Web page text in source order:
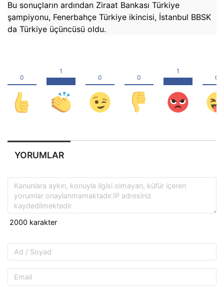
Bu sonuçların ardından Ziraat Bankası Türkiye
şampiyonu, Fenerbahçe Türkiye ikincisi, İstanbul BBSK
da Türkiye üçüncüsü oldu.
YORUMLAR